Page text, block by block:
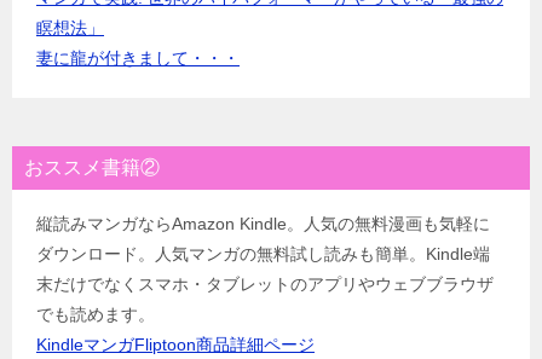
瞑想法」
妻に龍が付きまして・・・
おススメ書籍②
縦読みマンガならAmazon Kindle。人気の無料漫画も気軽に
ダウンロード。人気マンガの無料試し読みも簡単。Kindle端
末だけでなくスマホ・タブレットのアプリやウェブブラウザ
でも読めます。
KindleマンガFliptoon商品詳細ページ